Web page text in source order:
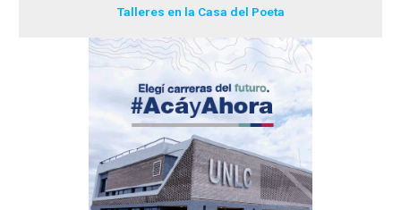
Talleres en la Casa del Poeta